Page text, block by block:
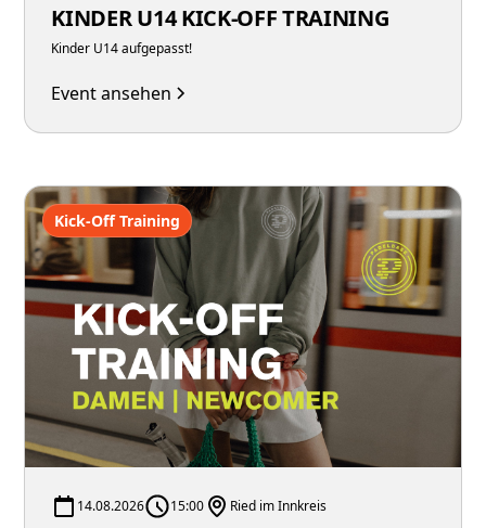
KINDER U14 KICK-OFF TRAINING
Kinder U14 aufgepasst!
Event ansehen
Kick-Off Training
14.08.2026 15:00 Ried im Innkreis